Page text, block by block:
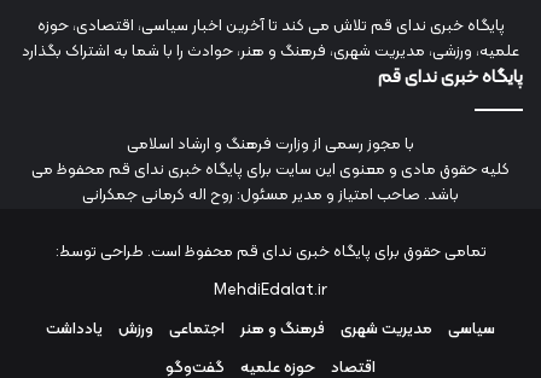
پایگاه خبری ندای قم تلاش می کند تا آخرین اخبار سیاسی، اقتصادی، حوزه
علمیه، ورزشی، مدیریت شهری، فرهنگ و هنر، حوادث را با شما به اشتراک بگذارد
پایگاه خبری ندای قم
با مجوز رسمی از وزارت فرهنگ و ارشاد اسلامی
کلیه حقوق مادی و معنوی این سایت برای پایگاه خبری ندای قم محفوظ می
باشد. صاحب امتیاز و مدیر مسئول: روح اله کرمانی جمکرانی
تمامی حقوق برای پایگاه خبری ندای قم محفوظ است. طراحی توسط:
MehdiEdalat.ir
سیاسی
مدیریت شهری فرهنگ و هنر اجتماعی ورزش
یادداشت
اقتصاد
حوزه علمیه گفت‌وگو